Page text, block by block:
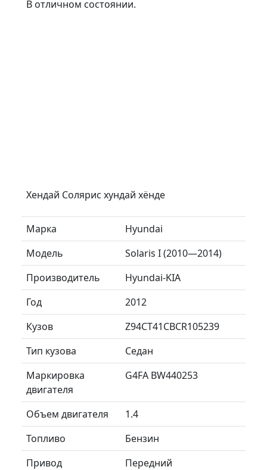
В отличном состоянии.
Хендай Солярис хундай хёнде
Марка
Hyundai
Модель
Solaris I (2010—2014)
Производитель
Hyundai-KIA
Год
2012
Кузов
Z94CT41CBCR105239
Тип кузова
Седан
Маркировка
двигателя
G4FA BW440253
Объем двигателя
1.4
Топливо
Бензин
Привод
Передний